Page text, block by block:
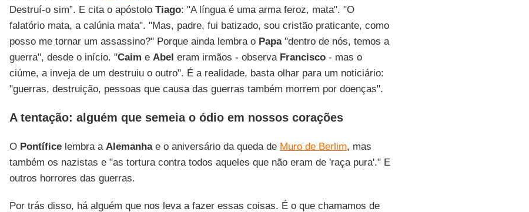
Destruí-o sim”. E cita o apóstolo Tiago: "A língua é uma arma feroz, mata". "O
falatório mata, a calúnia mata". "Mas, padre, fui batizado, sou cristão praticante, como
posso me tornar um assassino?" Porque ainda lembra o Papa"dentro de nós, temos a
guerra", desde o início. "Caim e Abel eram irmãos - observa Francisco- mas o
ciúme, a inveja de um destruiu o outro". É a realidade, basta olhar para um noticiário:
"guerras, destruição, pessoas que causa das guerras também morrem por doenças".
A tentação: alguém que semeia o ódio em nossos corações
O Pontíficelembra a Alemanhae o aniversário da queda de Muro de Berlim, mas
também os nazistas e "as tortura contra todos aqueles que não eram de 'raça pura'." E
outros horrores das guerras.
Por trás disso, há alguém que nos leva a fazer essas coisas. É o que chamamos de